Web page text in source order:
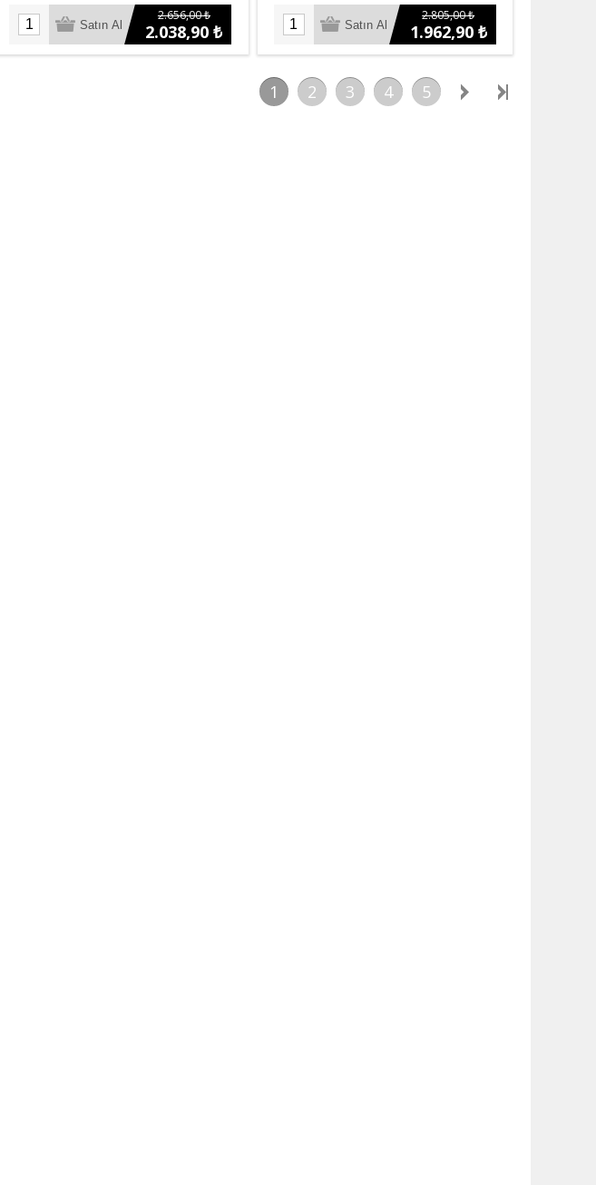
2.656,00 ₺
2.038,90 ₺
2.805,00 ₺
1.962,90 ₺
1 2 3 4 5